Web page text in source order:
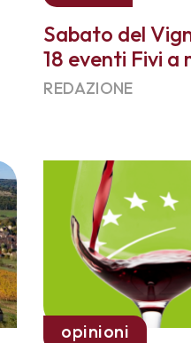
Sabato del
18 eventi Fivi a
REDAZIONE
opinioni